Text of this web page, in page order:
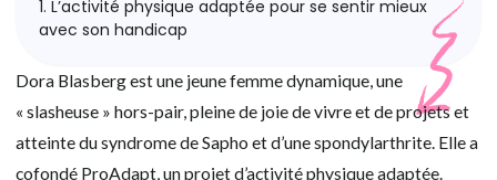
1. L’activité physique adaptée pour se sentir mieux
avec son handicap
Dora Blasberg est une jeune femme dynamique, une
« slasheuse » hors-pair, pleine de joie de vivre et de projets et
atteinte du syndrome de Sapho et d’une spondylarthrite. Elle a
cofondé ProAdapt, un projet d’activité physique adaptée.